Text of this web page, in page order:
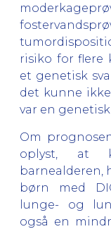
risiko for flere
et genetisk
det kunne
var en
Om
oplyst, at
barnealderen,
børn med
lunge- og
også en